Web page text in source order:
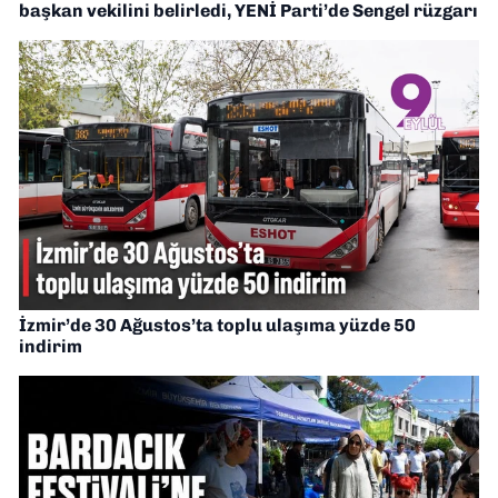
başkan vekilini belirledi, YENİ Parti’de Sengel rüzgarı
İzmir’de 30 Ağustos’ta toplu ulaşıma yüzde 50
indirim